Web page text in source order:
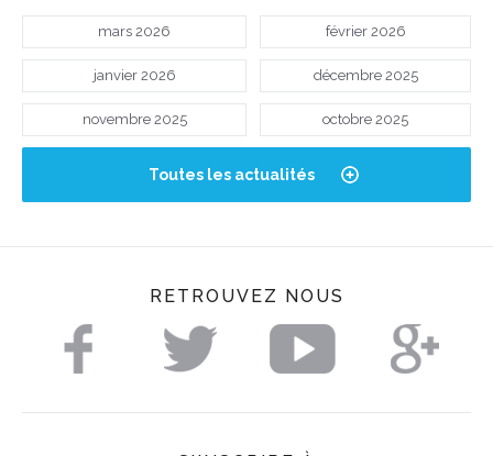
mars 2026 février 2026
janvier 2026 décembre 2025
novembre 2025 octobre 2025
Toutes les actualités
RETROUVEZ NOUS